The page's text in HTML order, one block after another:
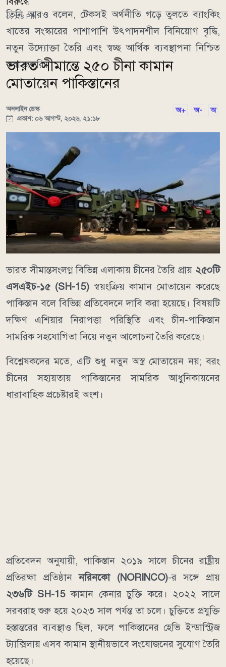
তিনি আরও বলেন, টেকসই অর্থনীতি গড়ে তুলতে ব্যাংকিং
খাতের সংস্কারের পাশাপাশি উৎপাদনশীল বিনিয়োগ বৃদ্ধি,
নতুন উদ্যোক্তা তৈরি এবং স্বচ্ছ আর্থিক ব্যবস্থাপনা নিশ্চিত
করা জরুরি।
০৮:২৪ PM
ভারত সীমান্তে ২৫০ চীনা কামান
মোতায়েন পাকিস্তানের
অনলাইন ডেস্ক
প্রকাশ: ০৬ আগস্ট, ২০২৬, ২১:১৮
অ+ অ- অ
ভারত সীমান্তসংলগ্ন বিভিন্ন এলাকায় চীনের তৈরি প্রায় ২৫০টি
এসএইচ-১৫ (SH-15) স্বয়ংক্রিয় কামান মোতায়েন করেছে
পাকিস্তান বলে বিভিন্ন প্রতিবেদনে দাবি করা হয়েছে। বিষয়টি
দক্ষিণ এশিয়ার নিরাপত্তা পরিস্থিতি এবং চীন-পাকিস্তান
সামরিক সহযোগিতা নিয়ে নতুন আলোচনা তৈরি করেছে।
বিশ্লেষকদের মতে, এটি শুধু নতুন অস্ত্র মোতায়েন নয়; বরং
চীনের সহায়তায় পাকিস্তানের সামরিক আধুনিকায়নের
ধারাবাহিক প্রচেষ্টারই অংশ।
প্রতিবেদন অনুযায়ী, পাকিস্তান ২০১৯ সালে চীনের রাষ্ট্রীয়
প্রতিরক্ষা প্রতিষ্ঠাননরিনকো (NORINCO)-র সঙ্গে প্রায়
২৩৬টি SH-15কামান কেনার চুক্তি করে। ২০২২ সালে
সরবরাহ শুরু হয়ে ২০২৩ সাল পর্যন্ত তা চলে। চুক্তিতে প্রযুক্তি
হস্তান্তরের ব্যবস্থাও ছিল, ফলে পাকিস্তানের হেভি ইন্ডাস্ট্রিজ
ট্যাক্সিলায় এসব কামান স্থানীয়ভাবে সংযোজনের সুযোগ তৈরি
হয়েছে।